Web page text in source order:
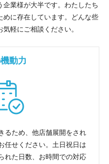
企業様が大半です。わたしたち
めに存在しています。どんな些
軽にご相談ください。
動力
るため、他店舗展開をされ
任せください。土日祝日は
れた日数、お時間での対応